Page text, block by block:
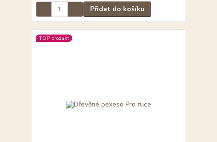
Přidat do košíku
TOP produkt